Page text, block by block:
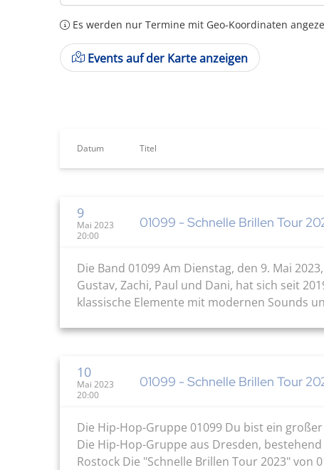
Es werden nur Termine mit Geo-Koordinaten
Events auf der Karte anzeigen
Datum Titel
9
Mai 2023
20:00
01099 - Schnelle Brillen Tour
Die Band 01099 Am Dienstag, den 9. Mai
Gustav, Zachi, Paul und Dani, hat sich seit
klassische Elemente mit modernen Sounds
10
Mai 2023
20:00
01099 - Schnelle Brillen Tour
Die Hip-Hop-Gruppe 01099 Du bist ein
Die Hip-Hop-Gruppe aus Dresden,
Rostock Die "Schnelle Brillen Tour 2023" von